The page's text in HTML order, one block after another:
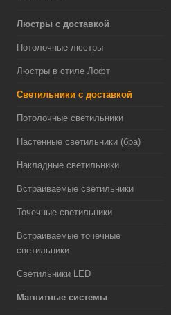
Люстры с доставкой
Потолочные люстры
Люстры в стиле Лофт
Светильники с доставкой
Потолочные светильники
Настенные светильники (бра)
Накладные светильники
Встраиваемые светильники
Точечные светильники
Встраиваемые точечные
светильники
Светильники LED
Магнитные системы